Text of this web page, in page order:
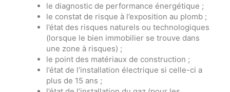
le diagnostic de performance énergétique ;
le constat de risque à l’exposition au plomb ;
l’état des risques naturels ou technologiques
(lorsque le bien immobilier se trouve dans
une zone à risques) ;
le point des matériaux de construction ;
l’état de l’installation électrique si celle-ci a
plus de 15 ans ;